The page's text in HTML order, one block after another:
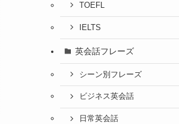
TOEFL
IELTS
英会話フレーズ
シーン別フレーズ
ビジネス英会話
日常英会話